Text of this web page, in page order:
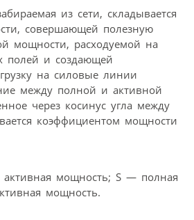
из сети, складывается
совершающей полезную
мощности, расходуемой на
полей и создающей
на силовые линии
между полной и активной
через косинус угла между
коэффициентом мощности
мощность; S — полная
мощность.